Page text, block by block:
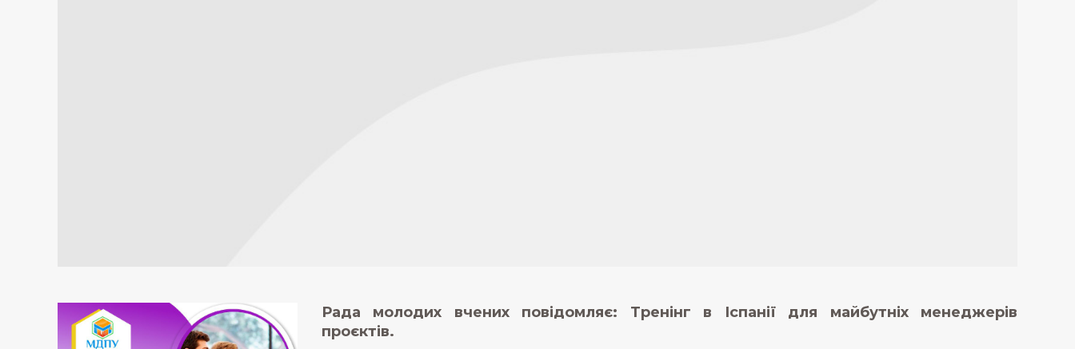
Рада молодих вчених повідомляє: Тренінг в Іспанії для майбутніх менеджерів
проєктів.